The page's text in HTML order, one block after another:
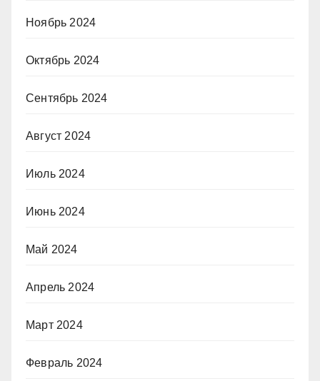
Ноябрь 2024
Октябрь 2024
Сентябрь 2024
Август 2024
Июль 2024
Июнь 2024
Май 2024
Апрель 2024
Март 2024
Февраль 2024